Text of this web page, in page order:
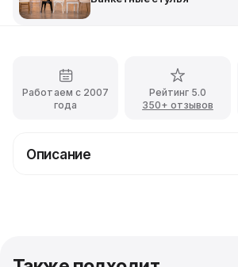
Работаем с 2007
года
Рейтинг 5.0
350+ отзывов
Описание